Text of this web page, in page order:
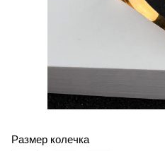
Размер колечка